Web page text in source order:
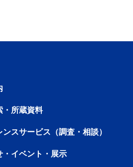
・所蔵資料
ンスサービス （調査・相談）
・イベント・展示